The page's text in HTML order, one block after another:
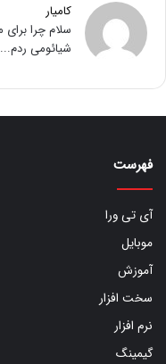
کامیار
شیائومی ردم...
فهرست
آی تی ورا
موبایل
آموزش
سخت افزار
نرم افزار
گیمینگ